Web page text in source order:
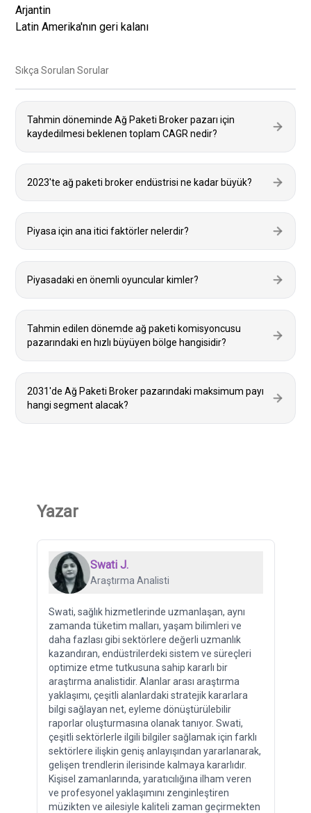
Arjantin
Latin Amerika'nın geri kalanı
Sıkça Sorulan Sorular
Tahmin döneminde Ağ Paketi Broker pazarı için
kaydedilmesi beklenen toplam CAGR nedir?
2023'te ağ paketi broker endüstrisi ne kadar büyük?
Piyasa için ana itici faktörler nelerdir?
Piyasadaki en önemli oyuncular kimler?
Tahmin edilen dönemde ağ paketi komisyoncusu
pazarındaki en hızlı büyüyen bölge hangisidir?
2031'de Ağ Paketi Broker pazarındaki maksimum payı
hangi segment alacak?
Yazar
Swati J.
Araştırma Analisti
Swati, sağlık hizmetlerinde uzmanlaşan, aynı
zamanda tüketim malları, yaşam bilimleri ve
daha fazlası gibi sektörlere değerli uzmanlık
kazandıran, endüstrilerdeki sistem ve süreçleri
optimize etme tutkusuna sahip kararlı bir
araştırma analistidir. Alanlar arası araştırma
yaklaşımı, çeşitli alanlardaki stratejik kararlara
bilgi sağlayan net, eyleme dönüştürülebilir
raporlar oluşturmasına olanak tanıyor. Swati,
çeşitli sektörlerle ilgili bilgiler sağlamak için farklı
sektörlere ilişkin geniş anlayışından yararlanarak,
gelişen trendlerin ilerisinde kalmaya kararlıdır.
Kişisel zamanlarında, yaratıcılığına ilham veren
ve profesyonel yaklaşımını zenginleştiren
müzikten ve ailesiyle kaliteli zaman geçirmekten